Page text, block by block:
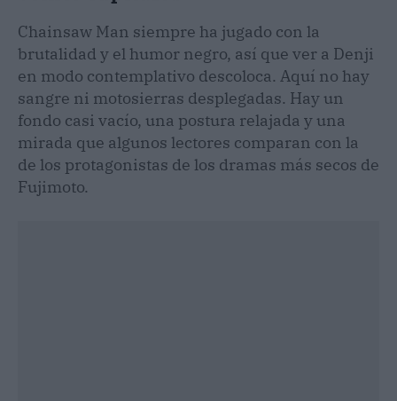
Chainsaw Man siempre ha jugado con la
brutalidad y el humor negro, así que ver a Denji
en modo contemplativo descoloca. Aquí no hay
sangre ni motosierras desplegadas. Hay un
fondo casi vacío, una postura relajada y una
mirada que algunos lectores comparan con la
de los protagonistas de los dramas más secos de
Fujimoto.